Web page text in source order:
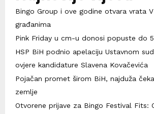
Bingo Group i ove godine otvara vrata
građanima
Pink Friday u cm-u donosi popuste do
HSP BiH podnio apelaciju Ustavnom
ovjere kandidature Slavena Kovačevića
Pojačan promet širom BiH, najduža
zemlje
Otvorene prijave za Bingo Festival Fits: